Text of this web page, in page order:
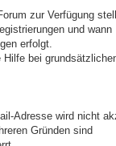
zur Verfügung
und wann
erfolgt.
bei
Adresse wird nicht
Gründen sind